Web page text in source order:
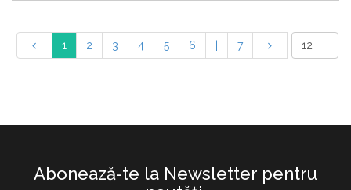
1 2 3 4 5 6 7
Abonează-te la Newsletter pentru